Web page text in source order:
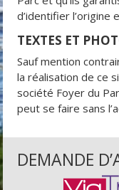
d’identifier l’origine
TEXTES ET
Sauf mention
la réalisation de ce
société Foyer du
peut se faire sans
DEMANDE